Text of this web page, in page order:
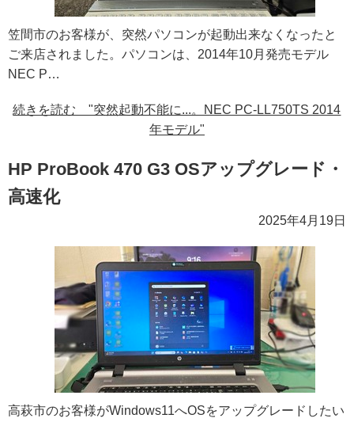
笠間市のお客様が、突然パソコンが起動出来なくなったと
ご来店されました。パソコンは、2014年10月発売モデル
NEC P…
続きを読む "突然起動不能に...。NEC PC-LL750TS 2014
年モデル"
HP ProBook 470 G3 OSアップグレード・
高速化
2025年4月19日
高萩市のお客様がWindows11へOSをアップグレードしたい